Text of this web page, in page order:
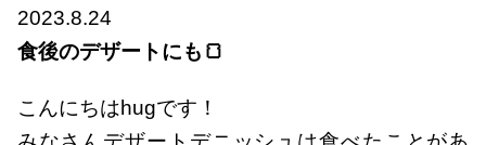
2023.8.24
食後のデザートにも🍞
こんにちはhugです！